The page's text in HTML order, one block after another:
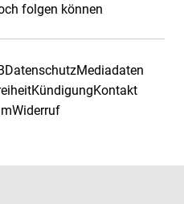
folgen können
DatenschutzMediadaten
KündigungKontakt
Widerruf